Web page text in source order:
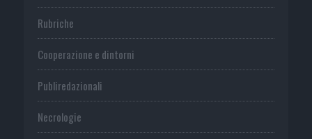
Rubriche
Cooperazione e dintorni
Publiredazionali
Necrologie